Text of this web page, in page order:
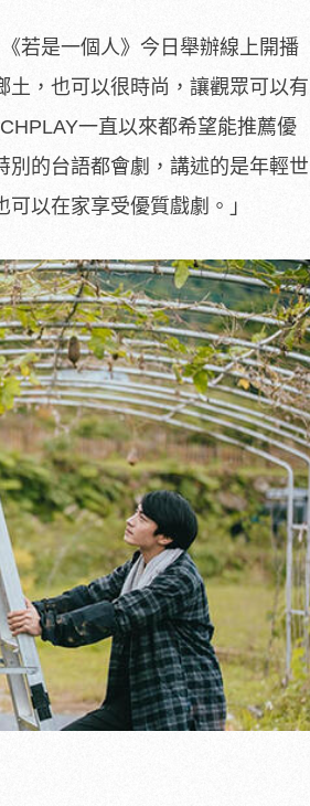
若是一個人》今日舉辦線上開播
，也可以很時尚，讓觀眾可以有
一直以來都希望能推薦優
的台語都會劇，講述的是年輕世
以在家享受優質戲劇。」